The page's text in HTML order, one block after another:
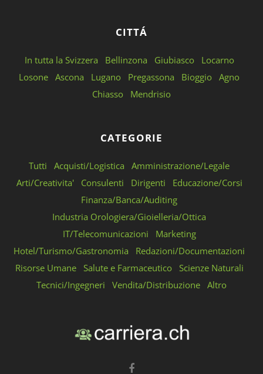
CITTÁ
In tutta la Svizzera Bellinzona Giubiasco
Locarno
Losone Ascona Lugano Pregassona Bioggio Agno
Chiasso
Mendrisio
CATEGORIE
Tutti Acquisti/Logistica
Amministrazione/Legale
Arti/Creativita'
Consulenti Dirigenti
Educazione/Corsi
Finanza/Banca/Auditing
Industria Orologiera/Gioielleria/Ottica
IT/Telecomunicazioni
Marketing
Hotel/Turismo/Gastronomia
Redazioni/Documentazioni
Risorse Umane
Salute e Farmaceutico
Scienze Naturali
Tecnici/Ingegneri
Vendita/Distribuzione Altro